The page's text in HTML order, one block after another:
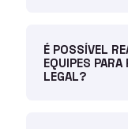
É POSSÍVEL
EQUIPES
LEGAL?